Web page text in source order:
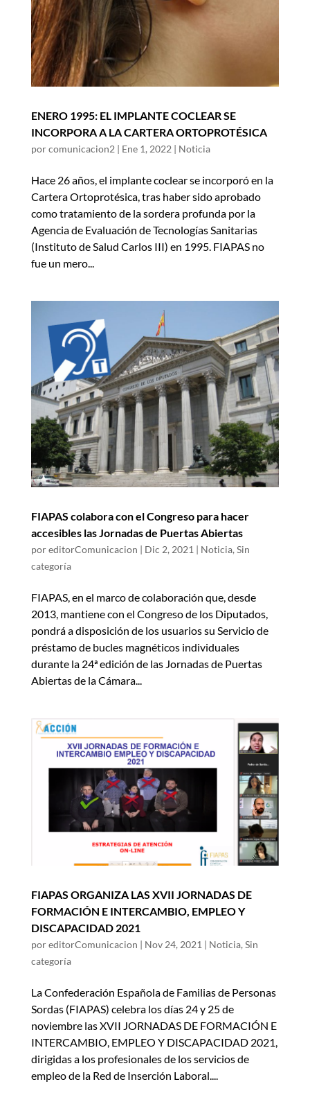
ENERO 1995: EL IMPLANTE COCLEAR SE
INCORPORA A LA CARTERA ORTOPROTÉSICA
porcomunicacion2| Ene 1, 2022| Noticia
Hace 26 años, el implante coclear se incorporó en la
Cartera Ortoprotésica, tras haber sido aprobado
como tratamiento de la sordera profunda por la
Agencia de Evaluación de Tecnologías Sanitarias
(Instituto de Salud Carlos III) en 1995. FIAPAS no
fue un mero...
FIAPAS colabora con el Congreso para hacer
accesibles las Jornadas de Puertas Abiertas
poreditorComunicacion | Dic 2, 2021 | Noticia, Sin
categoría
FIAPAS, en el marco de colaboración que, desde
2013, mantiene con el Congreso de los Diputados,
pondrá a disposición de los usuarios su Servicio de
préstamo de bucles magnéticos individuales
durante la 24ª edición de las Jornadas de Puertas
Abiertas de la Cámara...
FIAPAS ORGANIZA LAS XVII JORNADAS DE
FORMACIÓN E INTERCAMBIO, EMPLEO Y
DISCAPACIDAD 2021
poreditorComunicacion | Nov 24, 2021 | Noticia, Sin
categoría
La Confederación Española de Familias de Personas
Sordas (FIAPAS) celebra los días 24 y 25 de
noviembre las XVII JORNADAS DE FORMACIÓN E
INTERCAMBIO, EMPLEO Y DISCAPACIDAD 2021,
dirigidas a los profesionales de los servicios de
empleo de la Red de Inserción Laboral....